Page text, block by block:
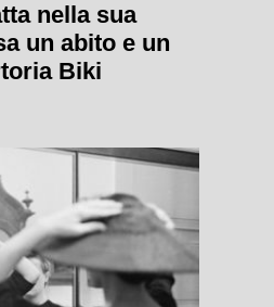
nella sua
un abito e un
Biki